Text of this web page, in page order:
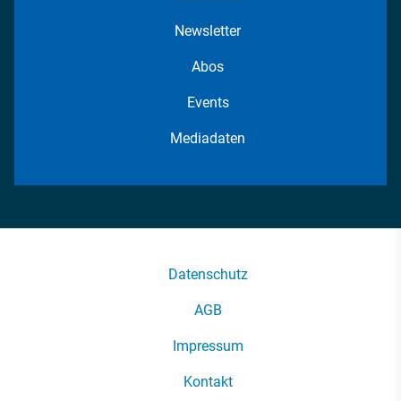
Newsletter
Abos
Events
Mediadaten
Datenschutz
AGB
Impressum
Kontakt